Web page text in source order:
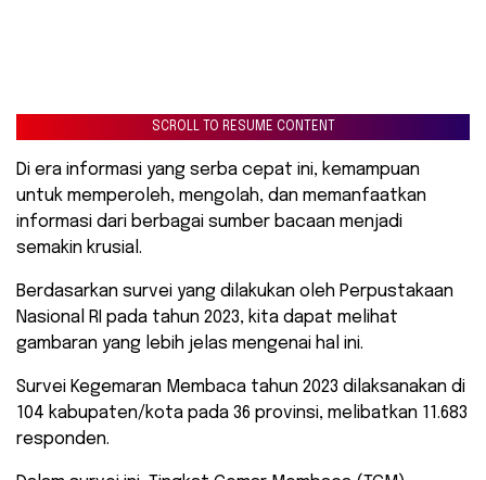
SCROLL TO RESUME CONTENT
Di era informasi yang serba cepat ini, kemampuan
untuk memperoleh, mengolah, dan memanfaatkan
informasi dari berbagai sumber bacaan menjadi
semakin krusial.
Berdasarkan survei yang dilakukan oleh Perpustakaan
Nasional RI pada tahun 2023, kita dapat melihat
gambaran yang lebih jelas mengenai hal ini.
Survei Kegemaran Membaca tahun 2023 dilaksanakan di
104 kabupaten/kota pada 36 provinsi, melibatkan 11.683
responden.